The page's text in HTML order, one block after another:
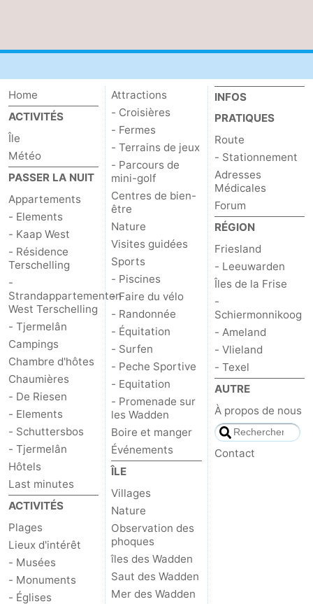
Home
ACTIVITÉS
Île
Météo
PASSER LA NUIT
Appartements
- Elements
- Kaap West
- Résidence
Terschelling
-
Strandappartementen
West Terschelling
- Tjermelân
Campings
Chambre d'hôtes
Chaumières
- De Riesen
- Elements
- Schuttersbos
- Tjermelân
Hôtels
Last minutes
ACTIVITÉS
Plages
Lieux d'intérêt
- Musées
- Monuments
- Églises
Attractions
- Croisières
- Fermes
- Terrains de jeux
- Parcours de
mini-golf
Centres de bien-
être
Nature
Visites guidées
Sports
- Piscines
- Faire du vélo
- Randonnée
- Équitation
- Surfen
- Peche Sportive
- Equitation
- Promenade sur
les Wadden
Boire et manger
Événements
ÎLE
Villages
Nature
Observation des
phoques
îles des Wadden
Saut des Wadden
Mer des Wadden
INFOS
PRATIQUES
Route
- Stationnement
Adresses
Médicales
Forum
RÉGION
Friesland
- Leeuwarden
Îles de la Frise
-
Schiermonnikoog
- Ameland
- Vlieland
- Texel
AUTRE
À propos de nous
Contact